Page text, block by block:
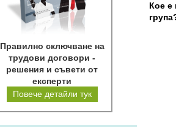
Правилно сключване на
трудови договори -
решения и съвети от
експерти
Повече детайли тук
Кое е